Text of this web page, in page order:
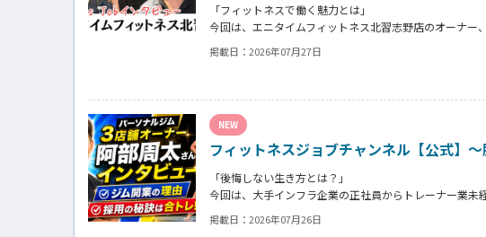
「フィットネスで働く魅力とは」
今回は、エニタイムフィットネス北習志野店のオーナ
クラブの魅力についてインタビュー。オーナー様から
働き甲斐や動機、お客様からはそのスタッフの皆様がつ
掲載日： 2026年07月27日
NEW
フィットネスジョブチャンネル【公式】
「後悔しない生き方とは？」
今回は、大手インフラ企業の正社員からトレーナー業
「ギフト」代表の阿部周大さんへインタビュー。
今の仕事や環境を変えたい！とお悩みの方、必見です！
掲載日： 2026年07月26日